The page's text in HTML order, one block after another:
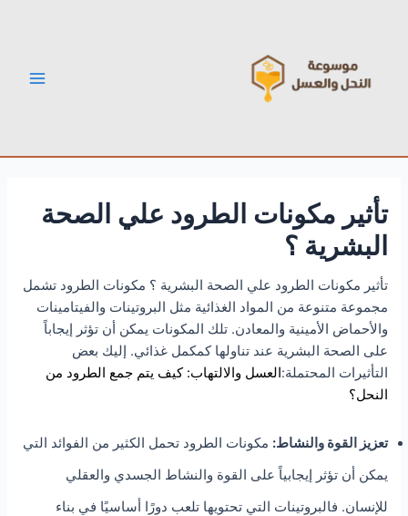
تأثير مكونات الطرود علي الصحة
البشرية ؟
تأثير مكونات الطرود علي الصحة البشرية ؟ مكونات الطرود تشمل
مجموعة متنوعة من المواد الغذائية مثل البروتينات والفيتامينات
والأحماض الأمينية والمعادن. تلك المكونات يمكن أن تؤثر إيجاباً
على الصحة البشرية عند تناولها كمكمل غذائي. إليك بعض
التأثيرات المحتملة: العسل والالتهاب: كيف يتم جمع الطرود من
النحل؟
تعزيز القوة والنشاط: مكونات الطرود تحمل الكثير من الفوائد التي
يمكن أن تؤثر إيجابياً على القوة والنشاط الجسدي والعقلي
للإنسان. فالبروتينات التي تحتويها تلعب دورًا أساسيًا في بناء